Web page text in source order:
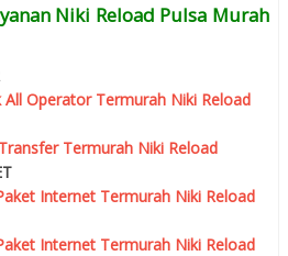
Niki Reload Pulsa Murah
All Operator Termurah Niki Reload
Termurah Niki Reload
Internet Termurah Niki Reload
Internet Termurah Niki Reload